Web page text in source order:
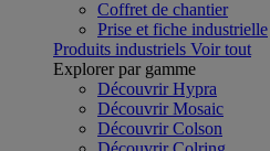
Coffret de chantier
Prise et fiche industrielle
Produits industriels Voir tout
Explorer par gamme
Découvrir Hypra
Découvrir Mosaic
Découvrir Colson